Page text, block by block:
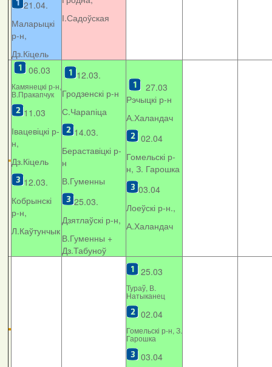
21.04.
Маларыцкі
р-н,
Дз.Кіцель
І.Садоўская
06.03
Камянецкі р-н,
В.Пракапчук
11.03
Івацевіцкі р-
н,
Дз.Кіцель
12.03.
Кобрынскі
р-н,
Л.Каўтунчык
12.03.
Гродзенскі р-н
С.Чарапіца
14.03.
Бераставіцкі р-
н
В.Гуменны
25.03.
Дзятлаўскі р-н,
В.Гуменны +
Дз.Табуноў
27.03
Рэчыцкі р-н
А.Халандач
02.04
Гомельскі р-
н, З. Гарошка
03.04
Лоеўскі р-н.,
А.Халандач
25.03
Тураў, В.
Натыканец
02.04
Гомельскі р-н, З.
Гарошка
03.04